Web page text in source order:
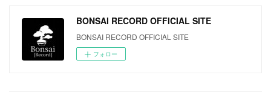
BONSAI RECORD OFFICIAL SITE
BONSAI RECORD OFFICIAL SITE
フォロー